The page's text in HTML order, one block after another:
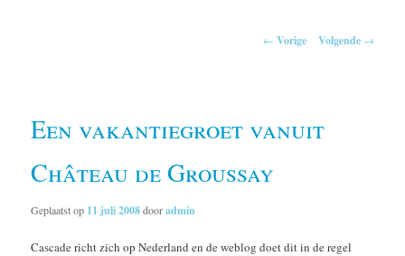
← Vorige Volgende →
Een vakantiegroet vanuit
Château de Groussay
Geplaatst op 11 juli 2008dooradmin
Cascade richt zich op Nederland en de weblog doet dit in de regel